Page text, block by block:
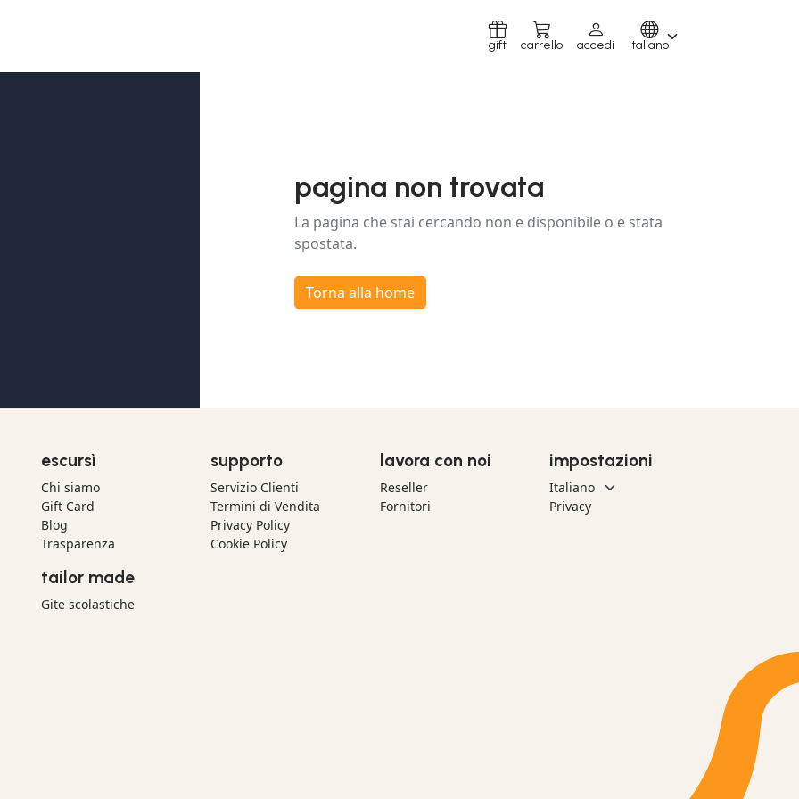
gift carrello accedi italiano
pagina non trovata
La pagina che stai cercando non e disponibile o e stata
spostata.
Torna alla home
escursì
Chi siamo
Gift Card
Blog
Trasparenza
tailor made
Gite scolastiche
supporto
Servizio Clienti
Termini di Vendita
Privacy Policy
Cookie Policy
lavora con noi
Reseller
Fornitori
impostazioni
Privacy